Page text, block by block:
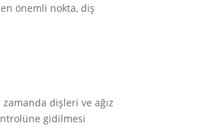
önemli nokta, diş
dişleri ve ağız
gidilmesi